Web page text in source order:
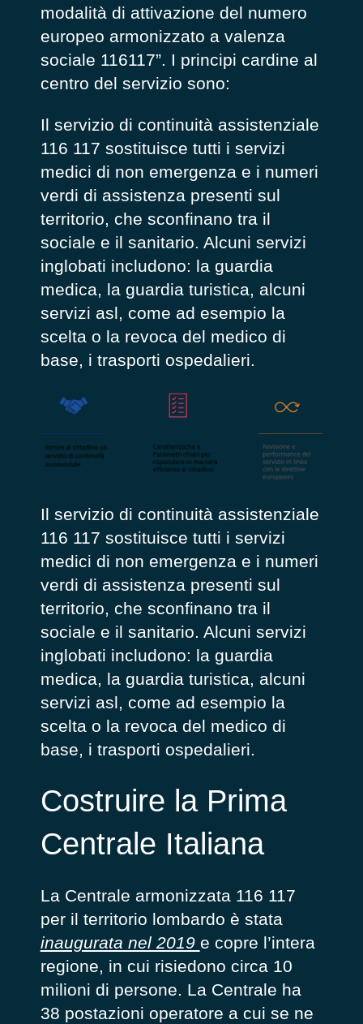
modalità di attivazione del numero
europeo armonizzato a valenza
sociale 116117”. I principi cardine al
centro del servizio sono:
Il servizio di continuità assistenziale
116 117 sostituisce tutti i servizi
medici di non emergenza e i numeri
verdi di assistenza presenti sul
territorio, che sconfinano tra il
sociale e il sanitario. Alcuni servizi
inglobati includono: la guardia
medica, la guardia turistica, alcuni
servizi asl, come ad esempio la
scelta o la revoca del medico di
base, i trasporti ospedalieri.
Il servizio di continuità assistenziale
116 117 sostituisce tutti i servizi
medici di non emergenza e i numeri
verdi di assistenzapresenti sul
territorio, che sconfinano tra il
sociale e il sanitario. Alcuni servizi
inglobati includono: la guardia
medica, la guardia turistica, alcuni
servizi asl, come ad esempio la
scelta o la revoca del medico di
base, i trasporti ospedalieri.
Costruire la Prima
Centrale Italiana
La Centrale armonizzata 116 117
per il territorio lombardo è stata
inaugurata nel 2019 e copre l’intera
regione, in cui risiedono circa 10
milioni di persone. La Centrale ha
38 postazioni operatore a cui se ne